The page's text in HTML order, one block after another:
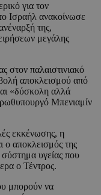
για τον
Ισραήλ ανακοίνωσε
της,
μεγάλης
στον παλαιστινιακό
αποκλεισμού από
«δύσκολη αλλά
Μπενιαμίν
εκκένωσης, η
ο αποκλεισμός της
υγείας που
ο Τέντρος.
μπορούν να